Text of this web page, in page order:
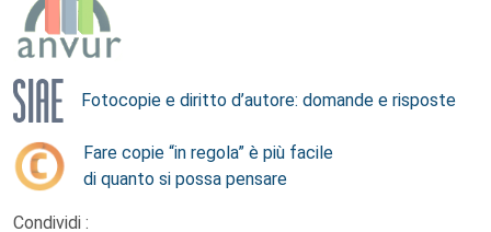
Fotocopie e diritto d’autore: domande e risposte
Fare copie “in regola” è più facile
di quanto si possa pensare
Condividi :